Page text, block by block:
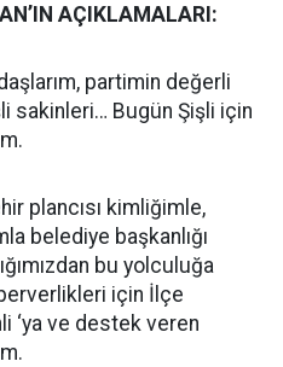
AÇIKLAMALARI:
partimin değerli
sakinleri… Bugün Şişli için
plancısı kimliğimle,
belediye başkanlığı
bu yolculuğa
için İlçe
‘ya ve destek veren